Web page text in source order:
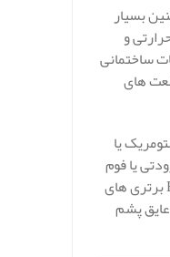
بسیار
و
ساختمانی
های
یا
یا فوم
الاستومریک نسوز EPDM برتری های
پشم